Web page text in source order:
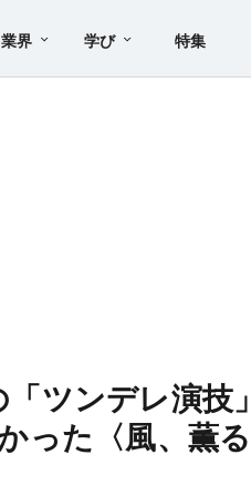
業界 学び 特集
ツンデレ演
った〈風、薫る